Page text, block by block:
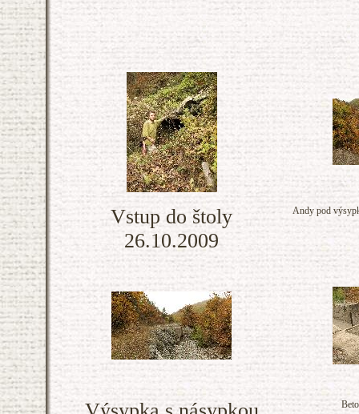
Vstup do štoly
26.10.2009
Andy pod